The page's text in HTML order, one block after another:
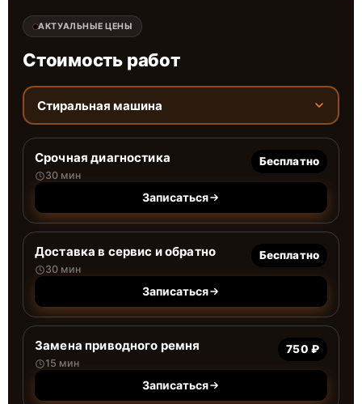
АКТУАЛЬНЫЕ ЦЕНЫ
Стоимость работ
Стиральная машина
Срочная диагностика
30 мин
Бесплатно
Записаться
Доставка в сервис и обратно
30 мин
Бесплатно
Записаться
Замена приводного ремня
15 мин
750 ₽
Записаться